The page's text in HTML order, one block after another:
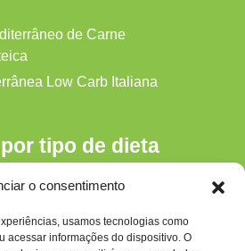
o consentimento
usamos tecnologias como
acessar informações do dispositivo. O
de Carne
Low Carb Italiana
tipo de dieta